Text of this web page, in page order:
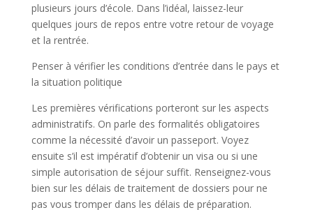
plusieurs jours d’école. Dans l’idéal, laissez-leur
quelques jours de repos entre votre retour de voyage
et la rentrée.
Penser à vérifier les conditions d’entrée dans le pays et
la situation politique
Les premières vérifications porteront sur les aspects
administratifs. On parle des formalités obligatoires
comme la nécessité d’avoir un passeport. Voyez
ensuite s’il est impératif d’obtenir un visa ou si une
simple autorisation de séjour suffit. Renseignez-vous
bien sur les délais de traitement de dossiers pour ne
pas vous tromper dans les délais de préparation.